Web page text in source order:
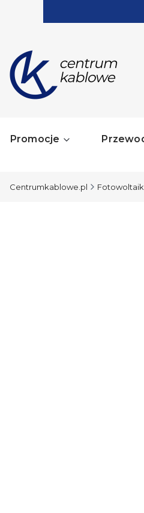
Promocje
Centrumkablowe.pl